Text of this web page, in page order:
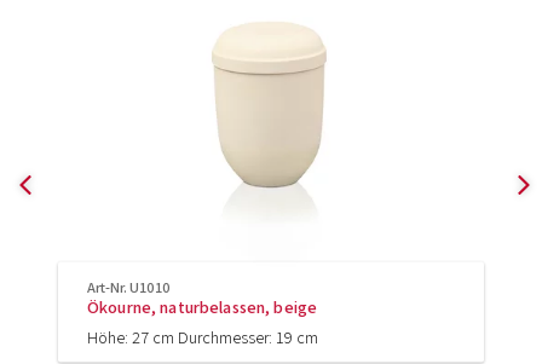
Art-Nr. U1010
Ökourne, naturbelassen, beige
Höhe: 27 cm Durchmesser: 19 cm